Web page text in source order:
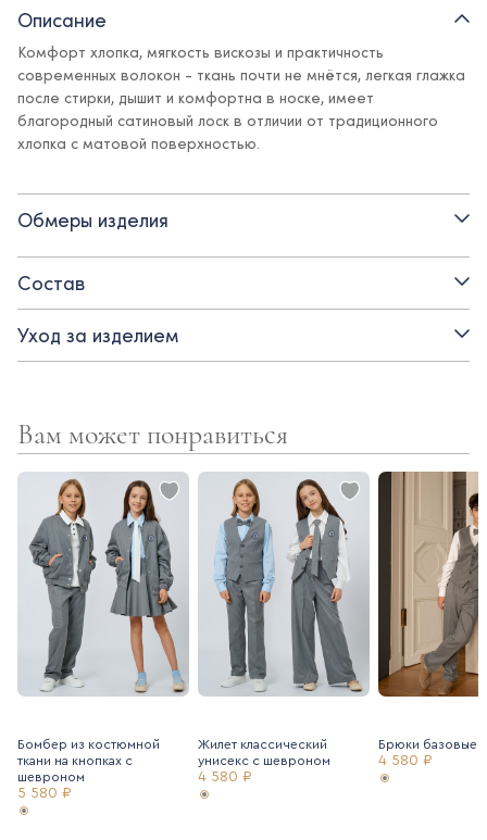
Описание
Комфорт хлопка, мягкость вискозы и практичность
современных волокон - ткань почти не мнётся, легкая глажка
после стирки, дышит и комфортна в носке, имеет
благородный сатиновый лоск в отличии от традиционного
хлопка с матовой поверхностью.
Классическая рубашка - основа гардероба юного
джентльмена.
Детали:
- застежка на пуговицы
Обмеры изделия
Состав
Уход за изделием
Вам может понравиться
Бомбер из костюмной
ткани на кнопках с
шевроном
5 580 ₽
Жилет классический
унисекс с шевроном
4 580 ₽
Брюки базовые
4 580 ₽